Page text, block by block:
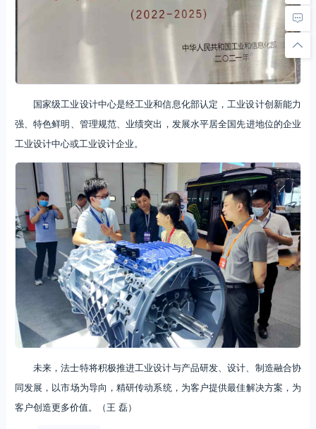
国家级工业设计中心是经工业和信息化部认定，工业设计创新能力
强、特色鲜明、管理规范、业绩突出，发展水平居全国先进地位的企业
工业设计中心或工业设计企业。
未来，法士特将积极推进工业设计与产品研发、设计、制造融合协
同发展，以市场为导向，精研传动系统，为客户提供最佳解决方案，为
客户创造更多价值。（王 磊）